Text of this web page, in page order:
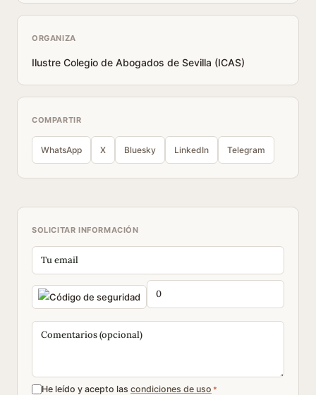
ORGANIZA
Ilustre Colegio de Abogados de Sevilla (ICAS)
COMPARTIR
WhatsApp X Bluesky LinkedIn Telegram
SOLICITAR INFORMACIÓN
He leído y acepto las condiciones de uso *